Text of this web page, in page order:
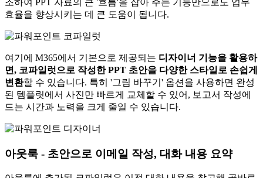
효율을 향상시키는 데 큰 도움이 됩니다.
여기에 M365에서 기본으로 제공되는 디자이너 기능을 활용하
면, 코파일럿으로 작성한 PPT 초안을 다양한 스타일로 손쉽게
변환할 수 있습니다. 특히 '그림 바꾸기' 옵션을 사용하면 완성
된 템플릿에서 사진만 빠르게 교체할 수 있어, 보고서 작성에
드는 시간과 노력을 크게 줄일 수 있습니다.
아웃룩 - 초안으로 이메일 작성, 대화 내용 요약